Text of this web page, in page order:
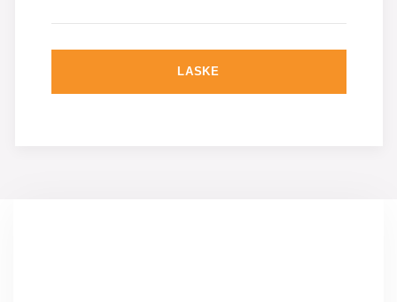
LASKE